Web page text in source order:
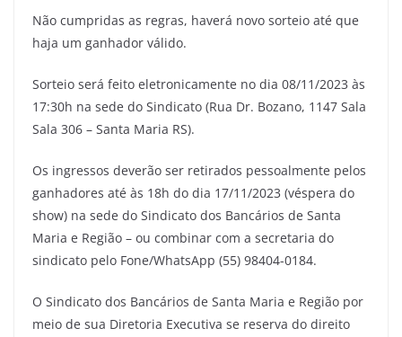
Não cumpridas as regras, haverá novo sorteio até que
haja um ganhador válido.
Sorteio será feito eletronicamente no dia 08/11/2023 às
17:30h na sede do Sindicato (Rua Dr. Bozano, 1147 Sala
Sala 306 – Santa Maria RS).
Os ingressos deverão ser retirados pessoalmente pelos
ganhadores até às 18h do dia 17/11/2023 (véspera do
show) na sede do Sindicato dos Bancários de Santa
Maria e Região – ou combinar com a secretaria do
sindicato pelo Fone/WhatsApp (55) 98404-0184.
O Sindicato dos Bancários de Santa Maria e Região por
meio de sua Diretoria Executiva se reserva do direito